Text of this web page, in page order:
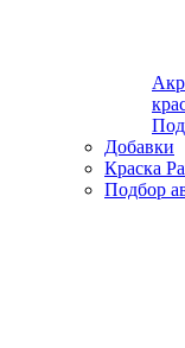
Добавки
Краска
Подбор